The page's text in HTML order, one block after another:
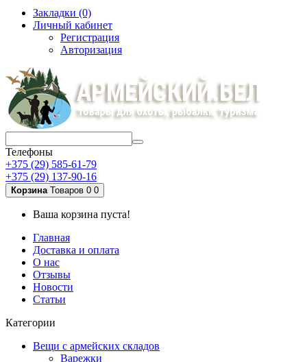
Закладки (0)
Личный кабинет
Регистрация
Авторизация
Телефоны
+375 (29) 585-61-79
+375 (29) 137-90-16
Корзина Товаров 0 0
Ваша корзина пуста!
Главная
Доставка и оплата
О нас
Отзывы
Новости
Статьи
Категории
Вещи с армейских складов
Варежки